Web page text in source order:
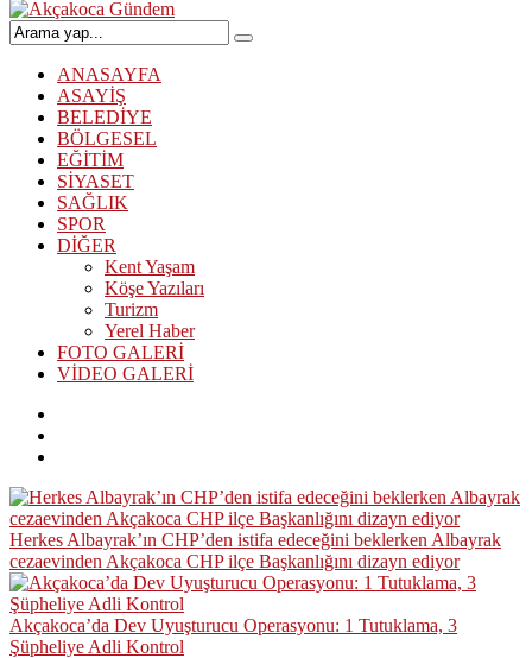
ANASAYFA
ASAYİŞ
BELEDİYE
BÖLGESEL
EĞİTİM
SİYASET
SAĞLIK
SPOR
DİĞER
Kent Yaşam
Köşe Yazıları
Turizm
Yerel Haber
FOTO GALERİ
VİDEO GALERİ
Herkes Albayrak’ın CHP’den istifa edeceğini beklerken Albayrak
cezaevinden Akçakoca CHP ilçe Başkanlığını dizayn ediyor
Akçakoca’da Dev Uyuşturucu Operasyonu: 1 Tutuklama, 3
Şüpheliye Adli Kontrol